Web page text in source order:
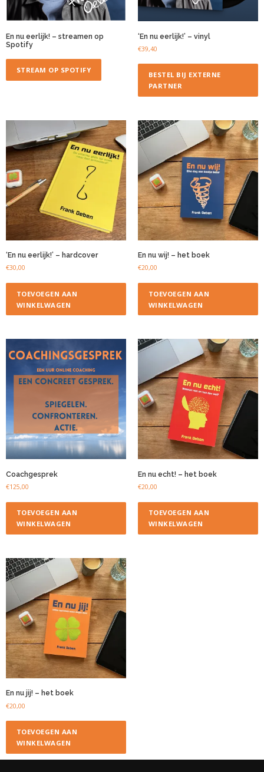
En nu eerlijk! – streamen op
Spotify
STREAM OP SPOTIFY
‘En nu eerlijk!’ – vinyl
€39,40
BESTEL BIJ EXTERNE
PARTNER
‘En nu eerlijk!’ – hardcover
€30,00
TOEVOEGEN AAN
WINKELWAGEN
En nu wij! – het boek
€20,00
TOEVOEGEN AAN
WINKELWAGEN
Coachgesprek
€125,00
TOEVOEGEN AAN
WINKELWAGEN
En nu echt! – het boek
€20,00
TOEVOEGEN AAN
WINKELWAGEN
En nu jij! – het boek
€20,00
TOEVOEGEN AAN
WINKELWAGEN